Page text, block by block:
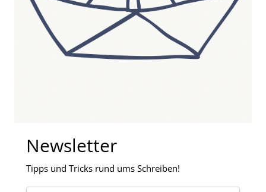
Newsletter
Tipps und Tricks rund ums Schreiben!